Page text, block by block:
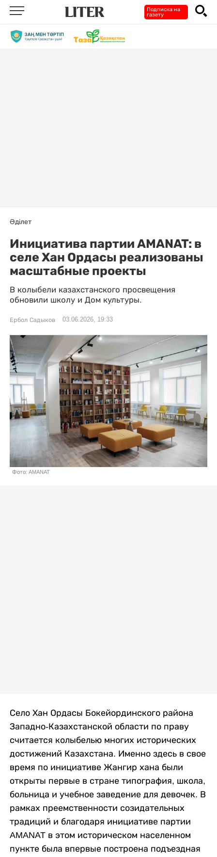
Подписка на
газету
Әділет
Инициатива партии AMANAT: в
селе Хан Ордасы реализованы
масштабные проекты
В колыбели казахстанского просвещения
обновили школу и Дом культуры.
Ербол Садыков 03.06.2026, 19:33
Фото: AMANAT
Село Хан Ордасы Бокейординского района
Западно-Казахстанской области по праву
считается колыбелью многих исторических
достижений Казахстана. Именно здесь в свое
время по инициативе Жангир хана были
открыты первые в стране типография, школа,
больница и учебное заведение для девочек. В
рамках преемственности созидательных
традиций и благодаря инициативе партии
AMANAT в этом историческом населенном
пункте была впервые построена подъездная